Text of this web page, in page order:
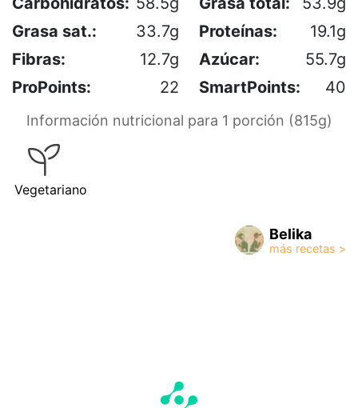
Grasa sat.:
33.7g Proteínas:
19.1g
Fibras:
12.7g Azúcar:
55.7g
ProPoints:
22 SmartPoints: 40
Información nutricional para 1 porción (815g)
Vegetariano
Belika